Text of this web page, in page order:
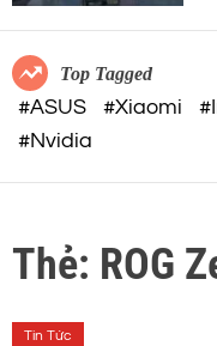
c
m
o
d
Top Tagged
#ASUS #Xiaomi
#Nvidia
Thẻ: ROG
Tin Tức